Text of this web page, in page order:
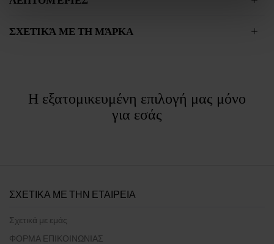
ΣΧΕΤΙΚΆ ΜΕ ΤΗ ΜΆΡΚΑ
Η εξατομικευμένη επιλογή μας μόνο
για εσάς
ΣΧΕΤΙΚΑ ΜΕ ΤΗΝ ΕΤΑΙΡΕΙΑ
Σχετικά με εμάς
ΦΟΡΜΑ ΕΠΙΚΟΙΝΩΝΙΑΣ